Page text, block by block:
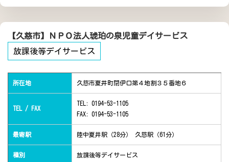
【久慈市】ＮＰＯ法人琥珀の泉児童デイサービス
放課後等デイサービス
所在地 久慈市夏井町閉伊口第４地割３５番地６
TEL / FAX
TEL: 0194-53-1105
FAX: 0194-53-1105
最寄駅 陸中夏井駅（28分） 久慈駅（61分）
種別 放課後等デイサービス